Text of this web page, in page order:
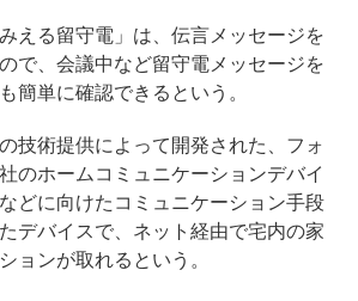
える留守電」は、伝言メッセージを
で、会議中など留守電メッセージを
簡単に確認できるという。
技術提供によって開発された、フォ
のホームコミュニケーションデバイ
どに向けたコミュニケーション手段
デバイスで、ネット経由で宅内の家
ョンが取れるという。